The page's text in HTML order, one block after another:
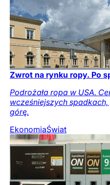
Zwrot na rynku ropy. Po
Podrożała ropa w USA.
wcześniejszych
górę.
EkonomiaŚwiat